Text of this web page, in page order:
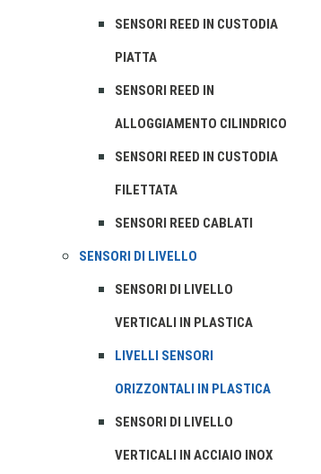
SENSORI REED IN CUSTODIA
PIATTA
SENSORI REED IN
ALLOGGIAMENTO CILINDRICO
SENSORI REED IN CUSTODIA
FILETTATA
SENSORI REED CABLATI
SENSORI DI LIVELLO
SENSORI DI LIVELLO
VERTICALI IN PLASTICA
LIVELLI SENSORI
ORIZZONTALI IN PLASTICA
SENSORI DI LIVELLO
VERTICALI IN ACCIAIO INOX